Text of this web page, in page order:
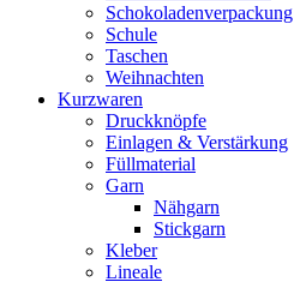
Schokoladenverpackung
Schule
Taschen
Weihnachten
Kurzwaren
Druckknöpfe
Einlagen & Verstärkung
Füllmaterial
Garn
Nähgarn
Stickgarn
Kleber
Lineale